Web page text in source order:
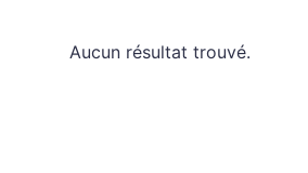
Aucun résultat trouvé.